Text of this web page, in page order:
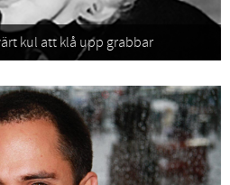
kul att klå upp grabbar